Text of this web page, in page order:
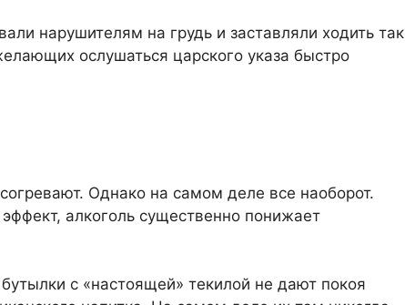
нарушителям на грудь и заставляли ходить так
ослушаться царского указа быстро
Однако на самом деле все наоборот.
алкоголь существенно понижает
с «настоящей» текилой не дают покоя